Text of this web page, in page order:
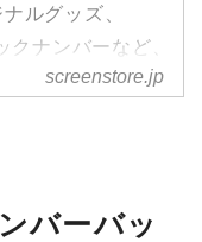
ルグッズ、
クナンバーなど、
はSCREEN
screenstore.jp
バーバッ